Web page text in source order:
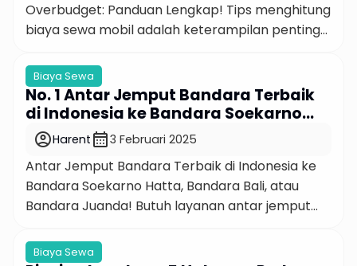
Overbudget: Panduan Lengkap! Tips menghitung
biaya sewa mobil adalah keterampilan penting
untuk kebutuhan pribadi maupun bisnis. Sewa
mobil seringkali menjadi solusi praktis, tetapi
tanpa perhitungan yang tepat, Anda bisa
terjebak dalam biaya tambahan yang tidak
terduga. Artikel ini akan memberikan panduan
[…]
Biaya Sewa
No. 1 Antar Jemput Bandara Terbaik
di Indonesia ke Bandara Soekarno
Hatta, Bandara Bali, atau Bandara
Juanda!
account_circleHarent calendar_month3 Februari 2025
Antar Jemput Bandara Terbaik di Indonesia ke
Bandara Soekarno Hatta, Bandara Bali, atau
Bandara Juanda! Butuh layanan antar jemput
siap membantu perjalanan Anda ke dan
Biaya Sewa